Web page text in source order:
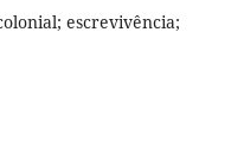
escrevivência;